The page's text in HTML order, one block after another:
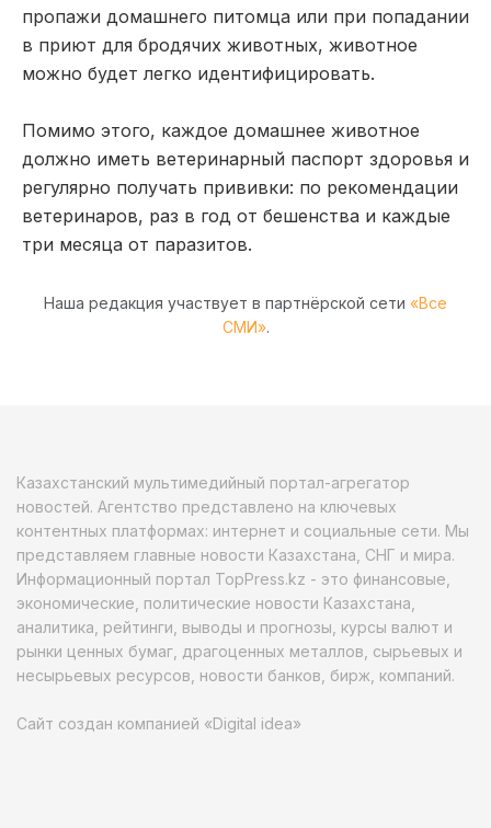
пропажи домашнего питомца или при попадании
в приют для бродячих животных, животное
можно будет легко идентифицировать.
Помимо этого, каждое домашнее животное
должно иметь ветеринарный паспорт здоровья и
регулярно получать прививки: по рекомендации
ветеринаров, раз в год от бешенства и каждые
три месяца от паразитов.
Наша редакция участвует в партнёрской сети «Все
СМИ».
Казахстанский мультимедийный портал-агрегатор
новостей. Агентство представлено на ключевых
контентных платформах: интернет и социальные сети. Мы
представляем главные новости Казахстана, СНГ и мира.
Информационный портал TopPress.kz - это финансовые,
экономические, политические новости Казахстана,
аналитика, рейтинги, выводы и прогнозы, курсы валют и
рынки ценных бумаг, драгоценных металлов, сырьевых и
несырьевых ресурсов, новости банков, бирж, компаний.
Сайт создан компанией «Digital idea»